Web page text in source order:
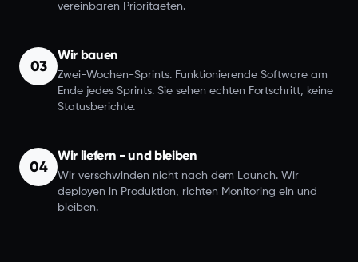
vereinbaren Prioritaeten.
03
Wir bauen
Zwei-Wochen-Sprints. Funktionierende Software am
Ende jedes Sprints. Sie sehen echten Fortschritt, keine
Statusberichte.
04
Wir liefern - und bleiben
Wir verschwinden nicht nach dem Launch. Wir
deployen in Produktion, richten Monitoring ein und
bleiben.